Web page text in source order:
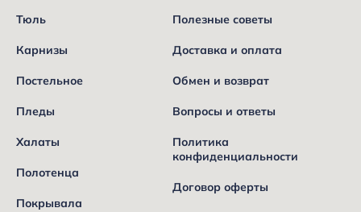
Тюль
Карнизы
Постельное
Пледы
Халаты
Полотенца
Покрывала
Полезные советы
Доставка и оплата
Обмен и возврат
Вопросы и ответы
Политика
конфиденциальности
Договор оферты